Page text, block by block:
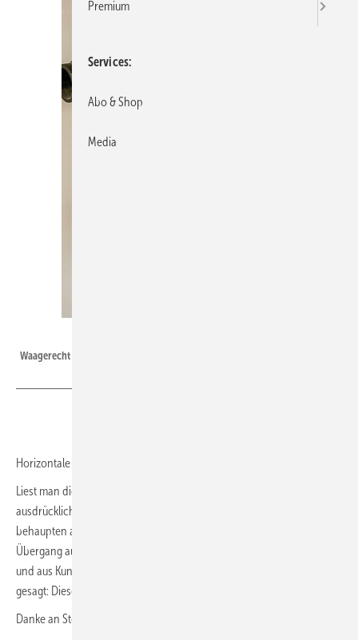
Waagerecht geht mal gar nicht!
Horizontale Einbaulage ist Kacke
Liest man die Einbauvorschrift des Herstellers, so wird dort
ausdrücklich erwähnt, wie dieser Rohrtrenner zu montieren ist. Wir
behaupten aber auch, dass es logisch erscheint. Zur Ergänzung: Der
Übergang auf den Anschluss für das Abwassersystem (hier in schwarz
und aus Kunststoff) sollte jedenfalls nach unten zeigen. Oder, anders
gesagt: Dieser Rohrtrenner ist senkrecht zu montieren!
Danke an Stefan J. aus Bönen
Premium
Services
Abo & Shop
Media